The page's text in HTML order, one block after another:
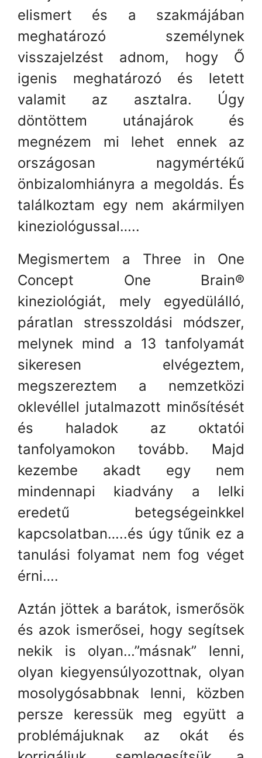
elismert és a szakmájában
meghatározó személynek
visszajelzést adnom, hogy Ő
igenis meghatározó és letett
valamit az asztalra. Úgy
döntöttem utánajárok és
megnézem mi lehet ennek az
országosan nagymértékű
önbizalomhiányra a megoldás. És
találkoztam egy nem akármilyen
kineziológussal…..
Megismertem a Three in One
Concept One Brain®
kineziológiát, mely egyedülálló,
páratlan stresszoldási módszer,
melynek mind a 13 tanfolyamát
sikeresen elvégeztem,
megszereztem a nemzetközi
oklevéllel jutalmazott minősítését
és haladok az oktatói
tanfolyamokon tovább. Majd
kezembe akadt egy nem
mindennapi kiadvány a lelki
eredetű betegségeinkkel
kapcsolatban…..és úgy tűnik ez a
tanulási folyamat nem fog véget
érni….
Aztán jöttek a barátok, ismerősök
és azok ismerősei, hogy segítsek
nekik is olyan…”másnak” lenni,
olyan kiegyensúlyozottnak, olyan
mosolygósabbnak lenni, közben
persze keressük meg együtt a
problémájuknak az okát és